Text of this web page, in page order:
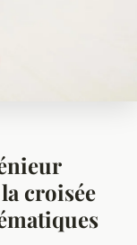
croisée